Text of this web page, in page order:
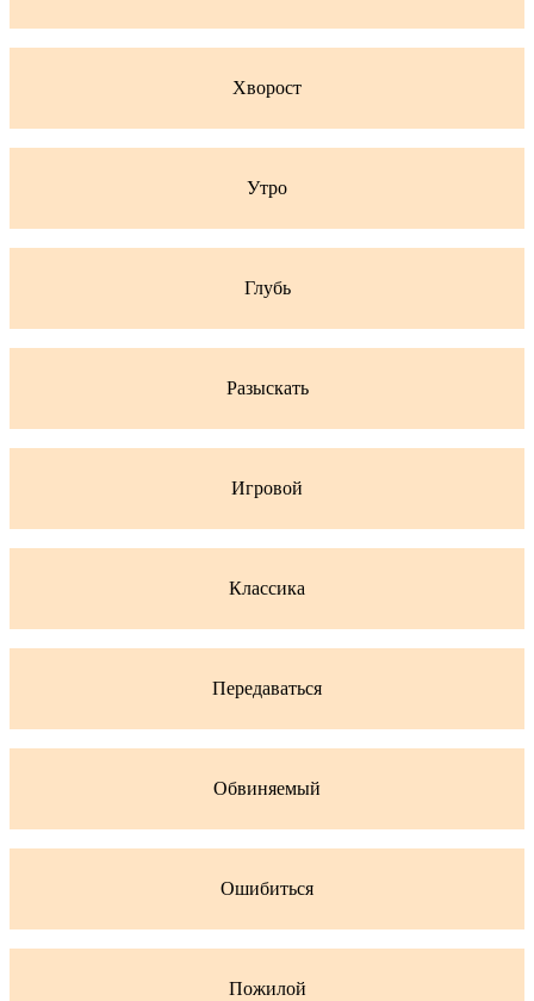
Хворост
Утро
Глубь
Разыскать
Игровой
Классика
Передаваться
Обвиняемый
Ошибиться
Пожилой